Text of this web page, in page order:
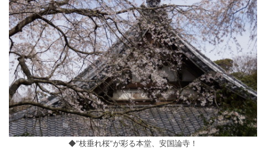
◆”枝垂れ桜”が彩る本堂、安国論寺！